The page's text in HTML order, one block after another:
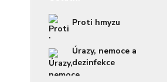
Proti hmyzu
Úrazy, nemoce a
dezinfekce